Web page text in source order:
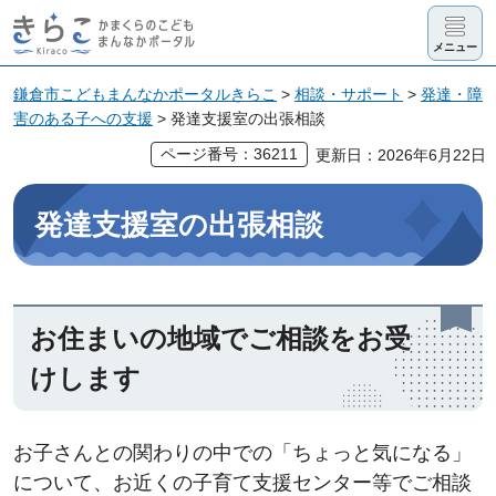
きらこ かま
くらのこど
も まんなか
ポータル
メニュー
鎌倉市こどもまんなかポータルきらこ > 相談・サポート > 発達・障
害のある子への支援 > 発達支援室の出張相談
ページ番号：36211
更新日：2026年6月22日
発達支援室の出張相談
お住まいの地域でご相談をお受
けします
お子さんとの関わりの中での「ちょっと気になる」
について、お近くの子育て支援センター等でご相談